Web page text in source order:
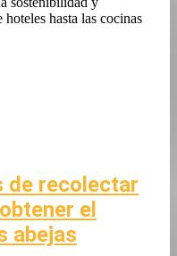
hoteles hasta las cocinas
de recolectar
el
abejas